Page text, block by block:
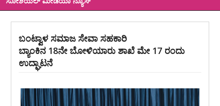
ಬಂಟ್ವಾಳ ಸಮಾಜ ಸೇವಾ ಸಹಕಾರಿ
ಬ್ಯಾಂಕಿನ 18ನೇ ಬೋಳಿಯಾರು ಶಾಖೆ ಮೇ 17 ರಂದು
ಉದ್ಘಾಟನೆ